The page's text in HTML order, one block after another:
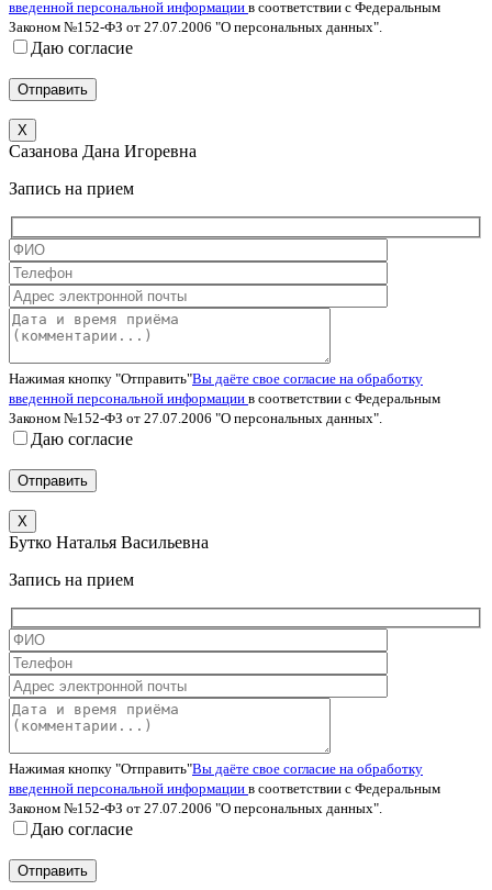
введенной персональной информации в соответствии с Федеральным
Законом №152-ФЗ от 27.07.2006 "О персональных данных".
Даю согласие
X
Сазанова Дана Игоревна
Запись на прием
Нажимая кнопку "Отправить"Вы даёте свое согласие на обработку
введенной персональной информации в соответствии с Федеральным
Законом №152-ФЗ от 27.07.2006 "О персональных данных".
Даю согласие
X
Бутко Наталья Васильевна
Запись на прием
Нажимая кнопку "Отправить"Вы даёте свое согласие на обработку
введенной персональной информации в соответствии с Федеральным
Законом №152-ФЗ от 27.07.2006 "О персональных данных".
Даю согласие